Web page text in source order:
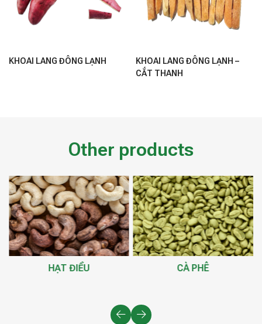
KHOAI LANG ĐÔNG LẠNH
KHOAI LANG ĐÔNG LẠNH –
CẮT THANH
Other products
HẠT ĐIỀU CÀ PHÊ